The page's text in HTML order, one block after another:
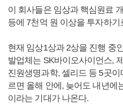
이 회사들은 임상과 핵심원료
등에 7천억 원 이상을 투자하기
현재 임상1상과 2상을 진행 중
발업체는 SK바이오사이언스,
진원생명과학, 셀리드 등 5곳이
르면 올해 안에, 늦어도 내년에
이라는 기대가 나온다.